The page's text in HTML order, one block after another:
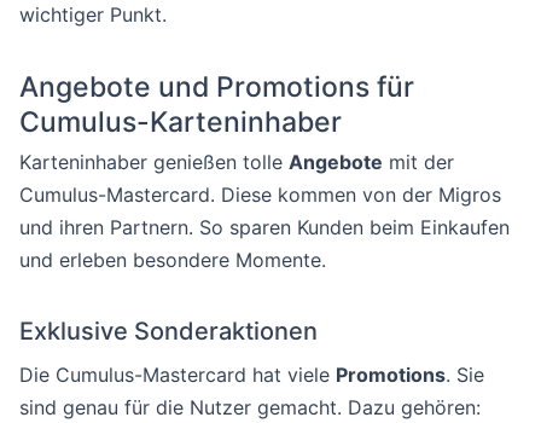
wichtiger Punkt.
Angebote und Promotions für
Cumulus-Karteninhaber
Karteninhaber genießen tolle Angebote mit der
Cumulus-Mastercard. Diese kommen von der Migros
und ihren Partnern. So sparen Kunden beim Einkaufen
und erleben besondere Momente.
Exklusive Sonderaktionen
Die Cumulus-Mastercard hat viele Promotions. Sie
sind genau für die Nutzer gemacht. Dazu gehören: